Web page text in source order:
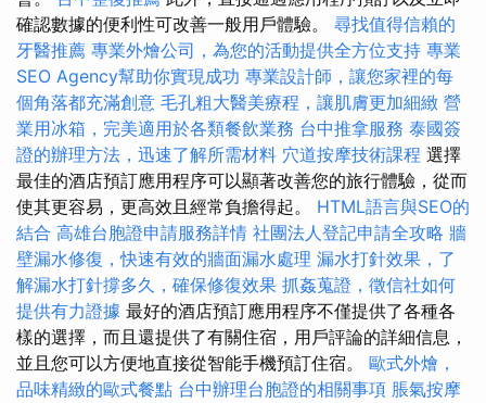
確認數據的便利性可改善一般用戶體驗。 尋找值得信賴的
牙醫推薦 專業外燴公司，為您的活動提供全方位支持 專業
SEO Agency幫助你實現成功 專業設計師，讓您家裡的每
個角落都充滿創意 毛孔粗大醫美療程，讓肌膚更加細緻 營
業用冰箱，完美適用於各類餐飲業務 台中推拿服務 泰國簽
證的辦理方法，迅速了解所需材料 穴道按摩技術課程 選擇
最佳的酒店預訂應用程序可以顯著改善您的旅行體驗，從而
使其更容易，更高效且經常負擔得起。 HTML語言與SEO的
結合 高雄台胞證申請服務詳情 社團法人登記申請全攻略 牆
壁漏水修復，快速有效的牆面漏水處理 漏水打針效果，了
解漏水打針撐多久，確保修復效果 抓姦蒐證，徵信社如何
提供有力證據 最好的酒店預訂應用程序不僅提供了各種各
樣的選擇，而且還提供了有關住宿，用戶評論的詳細信息，
並且您可以方便地直接從智能手機預訂住宿。 歐式外燴，
品味精緻的歐式餐點 台中辦理台胞證的相關事項 脹氣按摩